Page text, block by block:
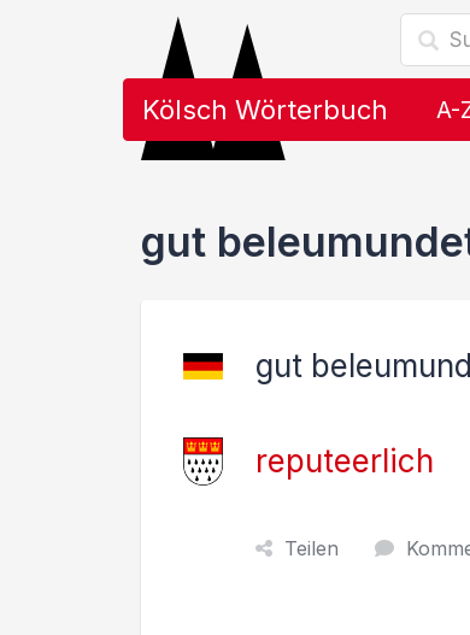
Kölsch Wörterbuch A-
gut
gut
reputeerlich
Teilen